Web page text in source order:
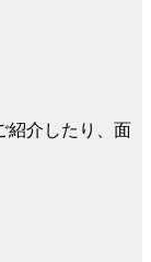
紹介したり、面